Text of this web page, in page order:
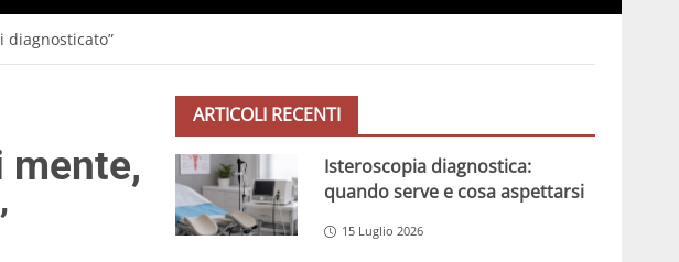
diagnosticato”
mente,
ARTICOLI RECENTI
Isteroscopia diagnostica:
quando serve e cosa aspettarsi
15 Luglio 2026